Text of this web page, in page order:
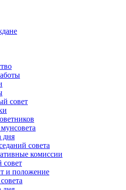
совет
дня
совета
комиссии
и положение